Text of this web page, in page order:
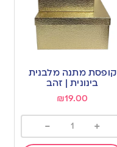
קופסת מתנה מלבנית
בינונית | זהב
₪19.00
+
-